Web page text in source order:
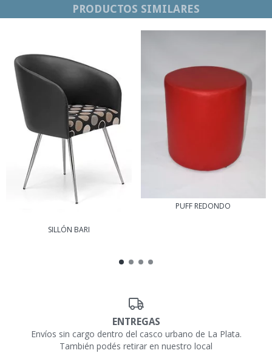
PRODUCTOS SIMILARES
SILLÓN BARI
PUFF REDONDO
ENTREGAS
Envíos sin cargo dentro del casco urbano de La Plata.
También podés retirar en nuestro local